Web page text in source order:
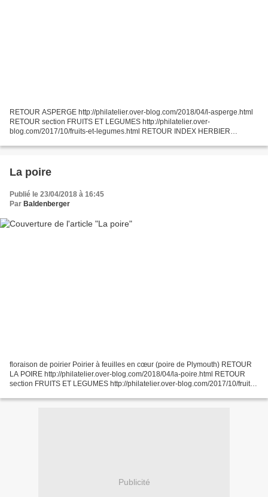
RETOUR ASPERGE http://philatelier.over-blog.com/2018/04/l-asperge.html
RETOUR section FRUITS ET LEGUMES http://philatelier.over-
blog.com/2017/10/fruits-et-legumes.html RETOUR INDEX HERBIER
La poire
Publié le 23/04/2018 à 16:45
Par Baldenberger
floraison de poirier Poirier à feuilles en cœur (poire de Plymouth) RETOUR
LA POIRE http://philatelier.over-blog.com/2018/04/la-poire.html RETOUR
section FRUITS ET LEGUMES http://philatelier.over-blog.com/2017/10/fruits-
Publicité